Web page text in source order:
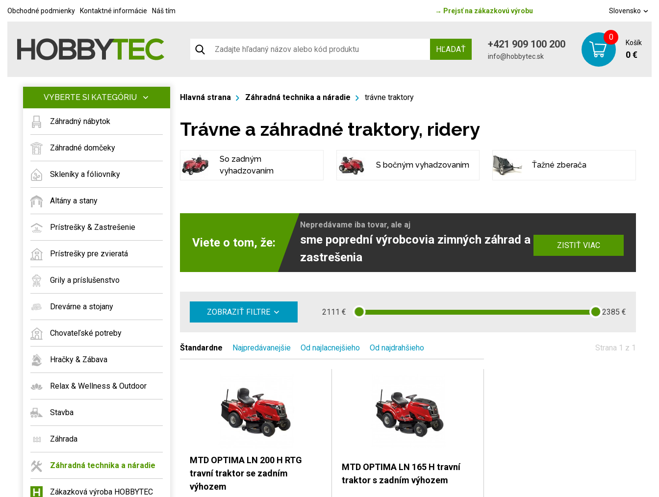
Obchodné podmienky Kontaktné informácie Náš tím → Prejsť na zákazkovú výrobu Slovensko
HĽADAŤ +421 909 100 200
info@hobbytec.sk
0
Košík
0 €
VYBERTE SI KATEGÓRIU
Záhradný nábytok
Záhradné domčeky
Skleníky a fóliovníky
Altány a stany
Prístrešky & Zastrešenie
Prístrešky pre zvieratá
Grily a príslušenstvo
Drevárne a stojany
Chovateľské potreby
Hračky & Zábava
Relax & Wellness & Outdoor
Stavba
Záhrada
Záhradná technika a náradie
Zákazková výroba HOBBYTEC
Hlavná strana Záhradná technika a náradie trávne traktory
Trávne a záhradné traktory, ridery
So zadným
vyhadzovaním
S bočným vyhadzovaním Ťažné zberača
Viete o tom, že:
Nepredávame iba tovar, ale aj
sme poprední výrobcovia zimných záhrad a
zastrešenia
ZISTIŤ VIAC
ZOBRAZIŤ FILTRE 2111 € 2385 €
Štandardne Najpredávanejšie Od najlacnejšieho Od najdrahšieho Strana 1 z 1
MTD OPTIMA LN 200 H RTG
travní traktor se zadním
výhozem
MTD OPTIMA LN 165 H travní
traktor s zadním výhozem